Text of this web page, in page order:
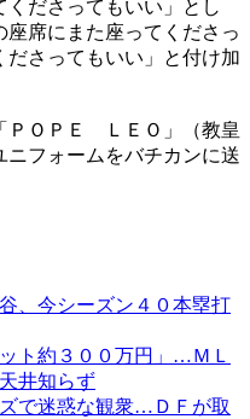
ださってもいい」とし
座席にまた座ってくださっ
さってもいい」と付け加
ＰＯＰＥ ＬＥＯ」（教皇
ニフォームをバチカンに送
、今シーズン４０本塁打
ト約３００万円」…ＭＬ
井知らず
で迷惑な観衆…ＤＦが取